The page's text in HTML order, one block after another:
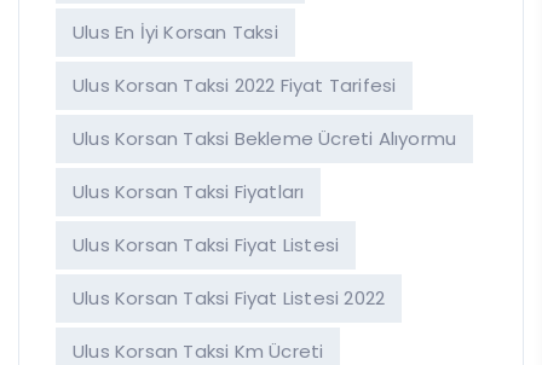
Ulus En İyi Korsan Taksi
Ulus Korsan Taksi 2022 Fiyat Tarifesi
Ulus Korsan Taksi Bekleme Ücreti Alıyormu
Ulus Korsan Taksi Fiyatları
Ulus Korsan Taksi Fiyat Listesi
Ulus Korsan Taksi Fiyat Listesi 2022
Ulus Korsan Taksi Km Ücreti